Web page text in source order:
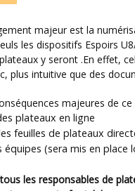
les dispositifs Espoirs
y seront .En effet,
plus intuitive que des
majeures de
plateaux en ligne
feuilles de plateaux
équipes (sera mis en place